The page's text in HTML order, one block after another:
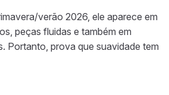
verão 2026, ele aparece em
peças fluidas e também em
Portanto, prova que suavidade tem